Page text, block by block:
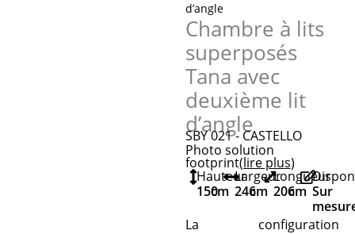
d’angle
Chambre à lits
superposés
Tana avec
deuxième lit
d’angle
SBY 021 - CASTELLO
Photo solution
footprint(lire plus)
Hauteur
150cm
Largeur
246cm
Longueur
206cm Sur
La configuration